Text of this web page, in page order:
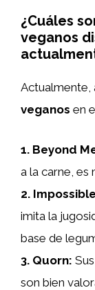
¿Cuáles
veganos
Actualmente,
veganos en
1. Beyond
a la carne, es
2.
imita la
base de
3. Quorn:
son bien